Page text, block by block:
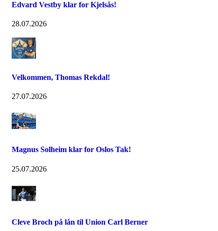
Edvard Vestby klar for Kjelsås!
28.07.2026
Velkommen, Thomas Rekdal!
27.07.2026
Magnus Solheim klar for Oslos Tak!
25.07.2026
Cleve Broch på lån til Union Carl Berner